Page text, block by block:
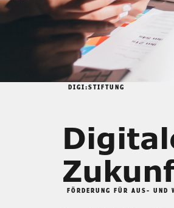
DIGI:STIFTUNG
FÖRDERUNG FÜR AUS- UND